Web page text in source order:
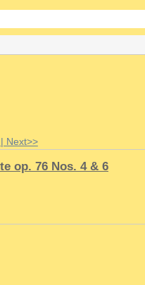
| Next>>
op. 76 Nos. 4 & 6